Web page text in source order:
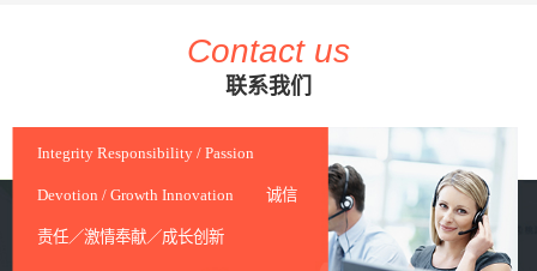
Contact us
联系我们
Integrity Responsibility / Passion
Devotion / Growth Innovation 诚信
责任／激情奉献／成长创新